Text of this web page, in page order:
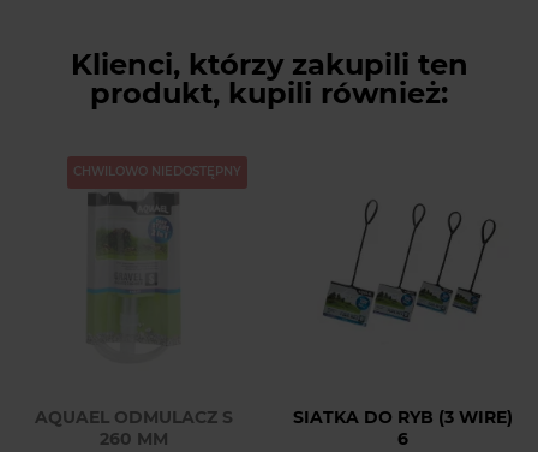
Klienci, którzy zakupili ten
produkt, kupili również:
CHWILOWO NIEDOSTĘPNY
AQUAEL ODMULACZ S
260 MM
SIATKA DO RYB (3 WIRE)
6